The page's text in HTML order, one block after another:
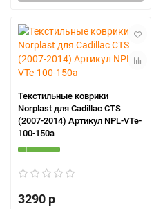
Текстильные коврики
Norplast для Cadillac CTS
(2007-2014) Артикул NPL-VTe-
100-150a
3290 р